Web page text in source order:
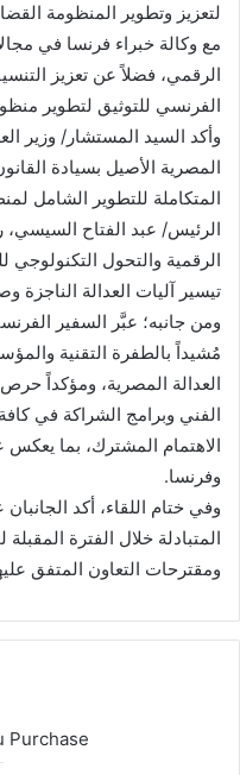
لتعزيز وتطوير المنظومة
مع وكالة خبراء فرنسا في
الرقمي، فضلاً عن تعزيز
الفرنسي للتوثيق لتطوير
وأكد السيد المستشار/ وزير
المصرية الأصيل بسيادة
المتكاملة للتطوير الشامل
الرئيس/ عبد الفتاح السيسي،
الرقمية والتحول
تيسير آليات العدالة
ومن جانبه؛ عبَّر السفير
مُشيداً بالطفرة التقنية
العدالة المصرية، ومؤكداً
الفني وبرامج الشراكة في
الاهتمام المشترك، بما يعكس
وفرنسا.
وفي ختام اللقاء، أكد
المتبادلة خلال الفترة المقبلة
ومقترحات التعاون المتفق
Purchase